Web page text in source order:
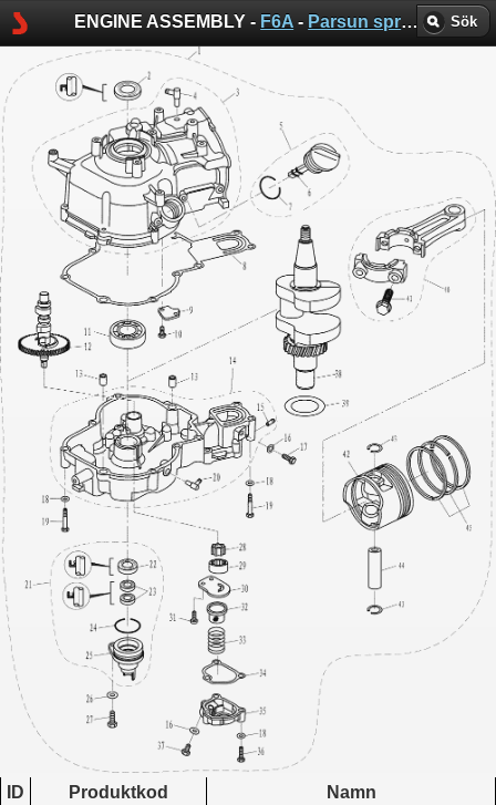
ENGINE ASSEMBLY - F6A - Parsun sprängskisser Sök
ID Produktkod
Namn